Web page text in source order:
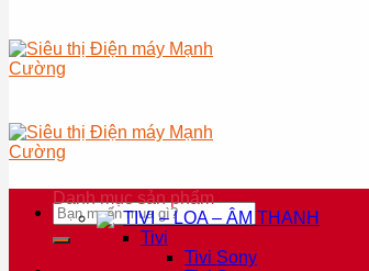
Tìm
kiếm:
Danh mục sản phẩm
TIVI – LOA – ÂM THANH
Tivi
Tivi Sony